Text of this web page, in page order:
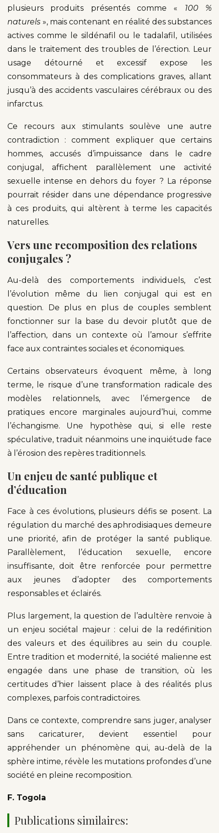
plusieurs produits présentés comme « 100 %
naturels », mais contenant en réalité des substances
actives comme le sildénafil ou le tadalafil, utilisées
dans le traitement des troubles de l’érection. Leur
usage détourné et excessif expose les
consommateurs à des complications graves, allant
jusqu’à des accidents vasculaires cérébraux ou des
infarctus.
Ce recours aux stimulants soulève une autre
contradiction : comment expliquer que certains
hommes, accusés d’impuissance dans le cadre
conjugal, affichent parallèlement une activité
sexuelle intense en dehors du foyer ? La réponse
pourrait résider dans une dépendance progressive
à ces produits, qui altèrent à terme les capacités
naturelles.
Vers une recomposition des relations
conjugales ?
Au-delà des comportements individuels, c’est
l’évolution même du lien conjugal qui est en
question. De plus en plus de couples semblent
fonctionner sur la base du devoir plutôt que de
l’affection, dans un contexte où l’amour s’effrite
face aux contraintes sociales et économiques.
Certains observateurs évoquent même, à long
terme, le risque d’une transformation radicale des
modèles relationnels, avec l’émergence de
pratiques encore marginales aujourd’hui, comme
l’échangisme. Une hypothèse qui, si elle reste
spéculative, traduit néanmoins une inquiétude face
à l’érosion des repères traditionnels.
Un enjeu de santé publique et
d’éducation
Face à ces évolutions, plusieurs défis se posent. La
régulation du marché des aphrodisiaques demeure
une priorité, afin de protéger la santé publique.
Parallèlement, l’éducation sexuelle, encore
insuffisante, doit être renforcée pour permettre
aux jeunes d’adopter des comportements
responsables et éclairés.
Plus largement, la question de l’adultère renvoie à
un enjeu sociétal majeur : celui de la redéfinition
des valeurs et des équilibres au sein du couple.
Entre tradition et modernité, la société malienne est
engagée dans une phase de transition, où les
certitudes d’hier laissent place à des réalités plus
complexes, parfois contradictoires.
Dans ce contexte, comprendre sans juger, analyser
sans caricaturer, devient essentiel pour
appréhender un phénomène qui, au-delà de la
sphère intime, révèle les mutations profondes d’une
société en pleine recomposition.
F. Togola
Publications similaires: